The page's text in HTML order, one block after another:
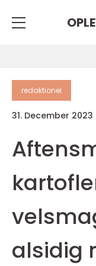
redaktionel
31. December 2023
alsidig